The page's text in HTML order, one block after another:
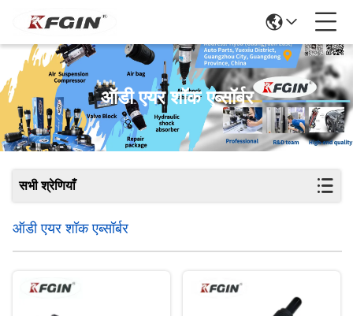
ऑडी एयर शॉक एब्सॉर्बर
सभी श्रेणियाँ
ऑडी एयर शॉक एब्सॉर्बर